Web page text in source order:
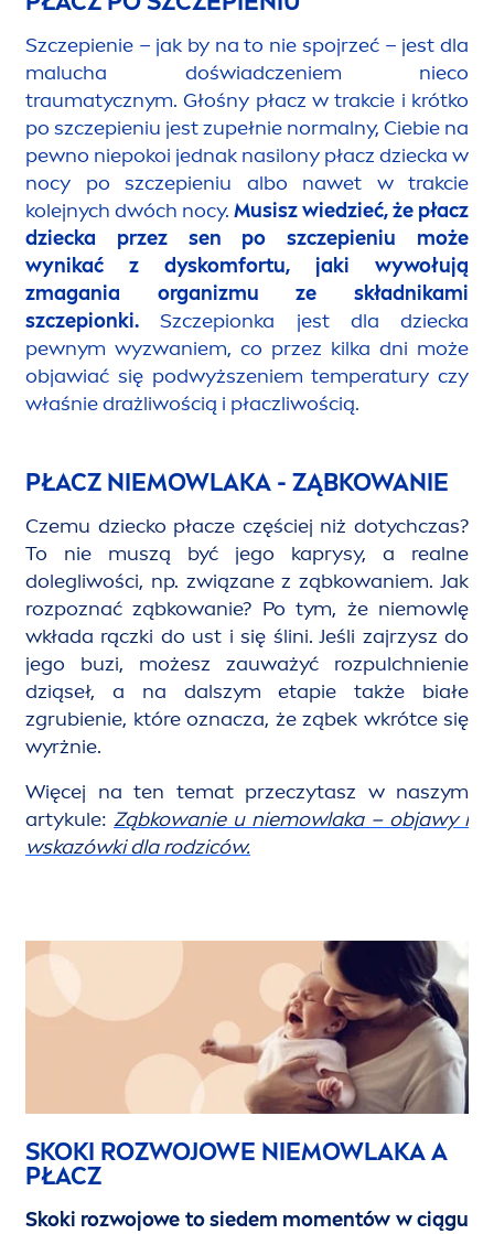
Szczepienie – jak by na to nie spojrzeć – jest dla
malucha doświadczeniem nieco
traumatycznym. Głośny płacz w trakcie i krótko
po szczepieniu jest zupełnie normalny, Ciebie na
pewno niepokoi jednak nasilony płacz dziecka w
nocy po szczepieniu albo nawet w trakcie
kolejnych dwóch nocy. Musisz wiedzieć, że płacz
dziecka przez sen po szczepieniu może
wynikać z dyskomfortu, jaki wywołują
zmagania organizmu ze składnikami
szczepionki. Szczepionka jest dla dziecka
pewnym wyzwaniem, co przez kilka dni może
objawiać się podwyższeniem temperatury czy
właśnie drażliwością i płaczliwością.
PŁACZ NIEMOWLAKA - ZĄBKOWANIE
Czemu dziecko płacze częściej niż dotychczas?
To nie muszą być jego kaprysy, a realne
dolegliwości, np. związane z ząbkowaniem. Jak
rozpoznać ząbkowanie? Po tym, że niemowlę
wkłada rączki do ust i się ślini. Jeśli zajrzysz do
jego buzi, możesz zauważyć rozpulchnienie
dziąseł, a na dalszym etapie także białe
zgrubienie, które oznacza, że ząbek wkrótce się
wyrżnie.
Więcej na ten temat przeczytasz w naszym
artykule: Ząbkowanie u niemowlaka – objawy i
wskazówki dla rodziców.
SKOKI ROZWOJOWE NIEMOWLAKA A
PŁACZ
Skoki rozwojowe to siedem momentów w ciągu